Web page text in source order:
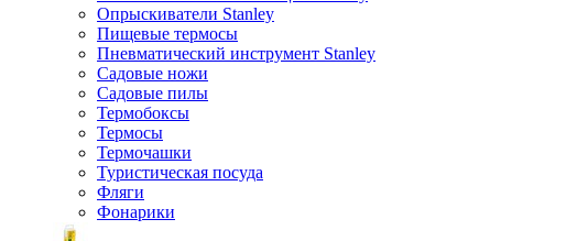
Опрыскиватели Stanley
Пищевые термосы
Пневматический инструмент Stanley
Садовые ножи
Садовые пилы
Термобоксы
Термосы
Термочашки
Туристическая посуда
Фляги
Фонарики